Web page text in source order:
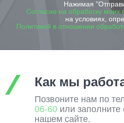
Нажимая
Согласие на обработку
на условиях,
Политикой в отношении
Как мы
Позвоните нам по
06-60 или
нашем сайте.